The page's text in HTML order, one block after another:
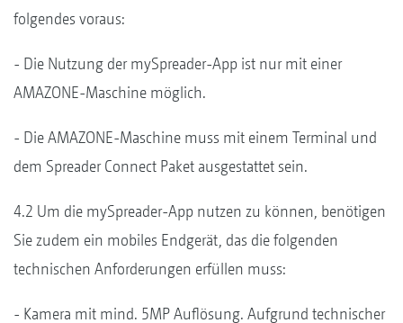
folgendes voraus:
- Die Nutzung der mySpreader-App ist nur mit einer
AMAZONE-Maschine möglich.
- Die AMAZONE-Maschine muss mit einem Terminal und
dem Spreader Connect Paket ausgestattet sein.
4.2 Um die mySpreader-App nutzen zu können, benötigen
Sie zudem ein mobiles Endgerät, das die folgenden
technischen Anforderungen erfüllen muss:
- Kamera mit mind. 5MP Auflösung. Aufgrund technischer